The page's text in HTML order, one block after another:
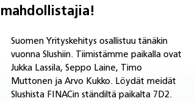
mahdollistajia!
Suomen Yrityskehitys osallistuu tänäkin
vuonna Slushiin. Tiimistämme paikalla ovat
Jukka Lassila, Seppo Laine, Timo
Muttonen ja Arvo Kukko. Löydät meidät
Slushista FINACin ständiltä paikalta 7D2.